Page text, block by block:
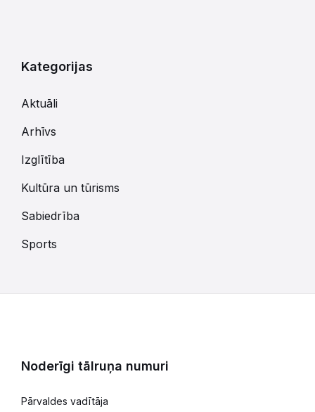
Kategorijas
Aktuāli
Arhīvs
Izglītība
Kultūra un tūrisms
Sabiedrība
Sports
Noderīgi tālruņa numuri
Pārvaldes vadītāja